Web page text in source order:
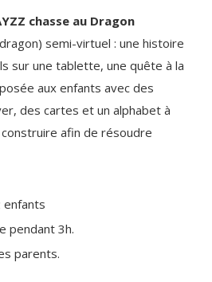
chasse au Dragon
semi-virtuel : une histoire
sur une tablette, une quête à la
aux enfants avec des
des cartes et un alphabet à
afin de résoudre
enfants
pendant 3h.
parents.